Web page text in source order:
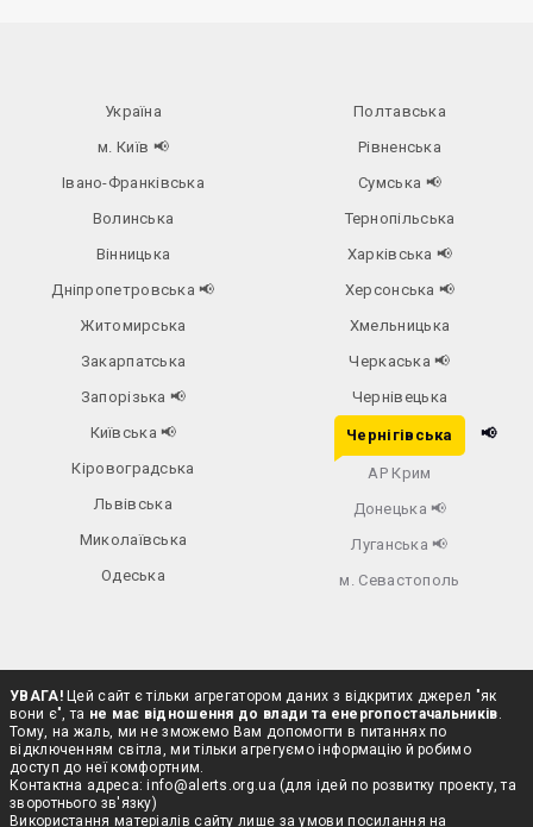
Україна
м. Київ 📢
Івано-Франківська
Волинська
Вінницька
Дніпропетровська📢
Житомирська
Закарпатська
Запорізька 📢
Київська📢
Кіровоградська
Львівська
Миколаївська
Одеська
Полтавська
Рівненська
Сумська 📢
Тернопільська
Харківська 📢
Херсонська 📢
Хмельницька
Черкаська📢
Чернівецька
Чернігівська 📢
АР Крим
Донецька 📢
Луганська 📢
м. Севастополь
УВАГА!Цей сайт є тільки агрегатором даних з відкритих джерел "як
вони є", та не має відношення до влади та енергопостачальників.
Тому, на жаль, ми не зможемо Вам допомогти в питаннях по
відключенням світла, ми тільки агрегуємо інформацію й робимо
доступ до неї комфортним.
Контактна адреса:info@alerts.org.ua (для ідей по розвитку проекту, та
зворотнього зв'язку)
Використання матеріалів сайту лише за умови посилання на